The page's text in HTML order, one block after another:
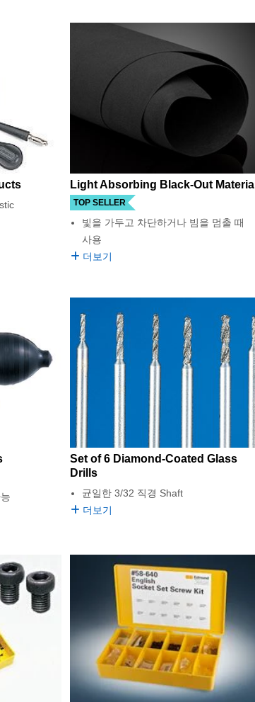
Light Absorbing Black-Out Material
TOP SELLER
빛을 가두고 차단하거나 빔을 멈출 때
사용
더보기
Set of 6 Diamond-Coated Glass
Drills
균일한 3/32 직경 Shaft
더보기